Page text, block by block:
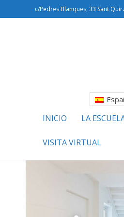
c/Pedres Blanques, 33 Sant
INICIO LA
VISITA VIRTUAL